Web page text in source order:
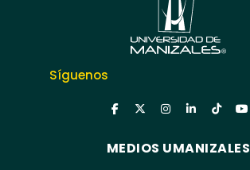
Síguenos
MEDIOS UMANIZALES